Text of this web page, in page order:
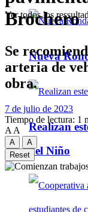
Nueva
Realizan
del Niño
Ver todos los
Brochero
Se
arteria de
obra.
7 de julio de 2023
Tiempo de lectura: 1
A A
A
A
Reset